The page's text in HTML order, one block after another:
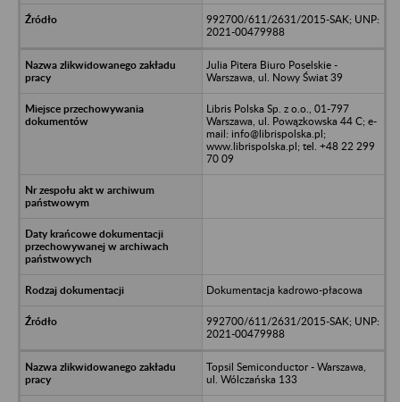
992700/611/2631/2015-SAK; UNP:
2021-00479988
Julia Pitera Biuro Poselskie -
Warszawa, ul. Nowy Świat 39
Libris Polska Sp. z o.o., 01-797
Warszawa, ul. Powązkowska 44 C; e-
mail: info@librispolska.pl;
www.librispolska.pl; tel. +48 22 299
70 09
Dokumentacja kadrowo-płacowa
992700/611/2631/2015-SAK; UNP:
2021-00479988
Topsil Semiconductor - Warszawa,
ul. Wólczańska 133